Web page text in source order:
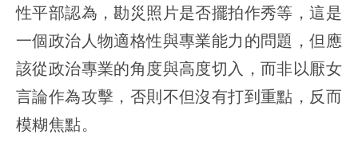
性平部認為，勘災照片是否擺拍作秀等，這是
一個政治人物適格性與專業能力的問題，但應
該從政治專業的角度與高度切入，而非以厭女
言論作為攻擊，否則不但沒有打到重點，反而
模糊焦點。